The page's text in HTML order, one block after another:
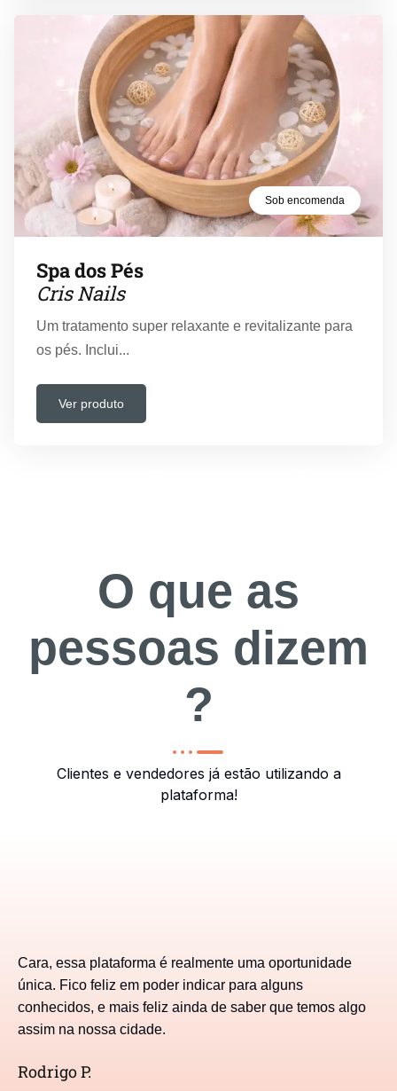
Sob encomenda
Spa dos Pés
Cris Nails
Um tratamento super relaxante e revitalizante para
os pés. Inclui...
Ver produto
O que as
pessoas dizem​
?
Clientes e vendedores já estão utilizando a
plataforma!
Cara, essa plataforma é realmente uma oportunidade
única. Fico feliz em poder indicar para alguns
conhecidos, e mais feliz ainda de saber que temos algo
assim na nossa cidade.
Rodrigo P.